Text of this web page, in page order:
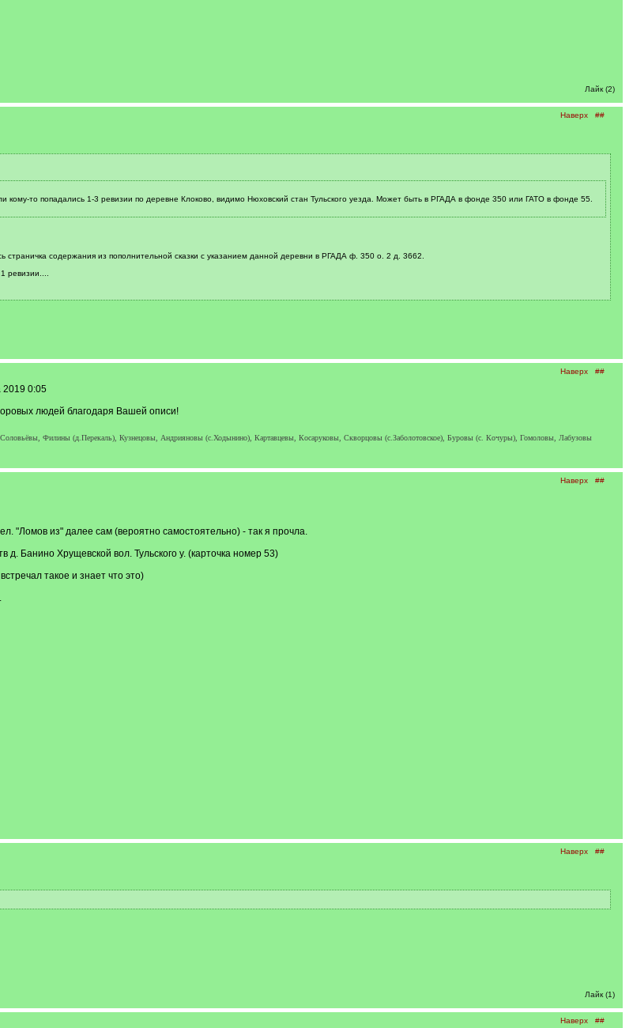
Лайк (2)
Наверх ##
то попадались 1-3 ревизии по деревне Клоково, видимо Нюховский стан Тульского уезда. Может быть в РГАДА в фонде 350 или ГАТО в фонде 55.
страничка содержания из пополнительной сказки с указанием данной деревни в РГАДА ф. 350 о. 2 д. 3662.
ревизии....
Наверх ##
2019 0:05
людей благодаря Вашей описи!
Филины (д.Перекаль), Кузнецовы, Андрияновы (с.Ходынино), Картавцевы, Косаруковы, Скворцовы (с.Заболотовское), Буровы (с. Кочуры), Гомоловы, Лабузовы
Наверх ##
"Ломов из" далее сам (вероятно самостоятельно) - так я прочла.
Банино Хрущевской вол. Тульского у. (карточка номер 53)
такое и знает что это)
Наверх ##
Лайк (1)
Наверх ##